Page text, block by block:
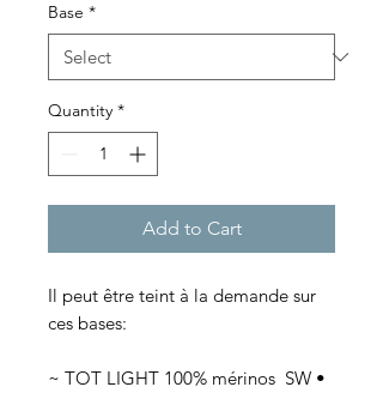
Base *
Quantity *
Add to Cart
Il peut être teint à la demande sur
ces bases:
~ TOT LIGHT 100% mérinos SW •